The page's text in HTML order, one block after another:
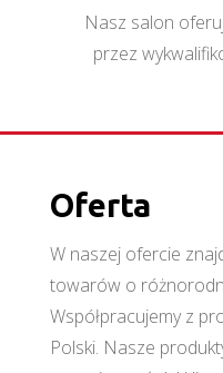
Nasz salon
przez
Oferta
W naszej ofercie
towarów o
Współpracujemy z
Polski. Nasze